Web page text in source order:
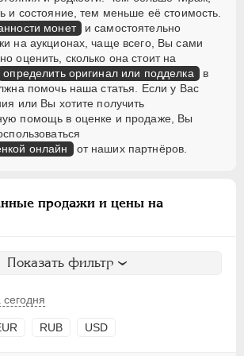
и состояние, тем меньше её стоимость.
монет и самостоятельно
на аукционах, чаще всего, Вы сами
оценить, сколько она стоит на
определить оригинал или подделка в
помочь наша статья. Если у Вас
или Вы хотите получить
помощь в оценке и продаже, Вы
онлайн от наших партнёров.
продажи и цены на
Показать фильтр
сегодня
RUB USD